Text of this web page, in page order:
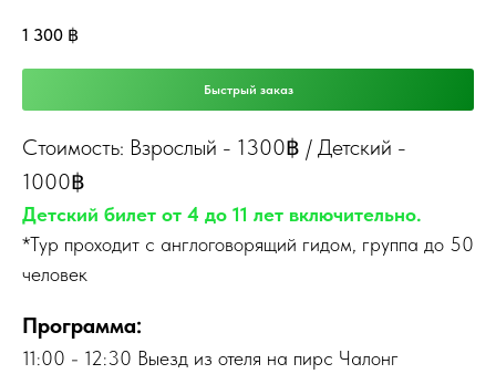
1 300 ฿
Быстрый заказ
Стоимость: Взрослый - 1300฿ / Детский -
1000฿
Детский билет от 4 до 11 лет включительно.
*Тур проходит с англоговорящий гидом, группа до 50
человек
Программа:
11:00 - 12:30 Выезд из отеля на пирс Чалонг